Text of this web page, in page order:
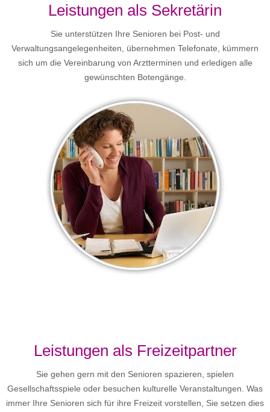
Leistungen als Sekretärin
Sie unterstützen Ihre Senioren bei Post- und
Verwaltungsangelegenheiten, übernehmen Telefonate, kümmern
sich um die Vereinbarung von Arztterminen und erledigen alle
gewünschten Botengänge.
Leistungen als Freizeitpartner
Sie gehen gern mit den Senioren spazieren, spielen
Gesellschaftsspiele oder besuchen kulturelle Veranstaltungen. Was
immer Ihre Senioren sich für ihre Freizeit vorstellen, Sie setzen dies